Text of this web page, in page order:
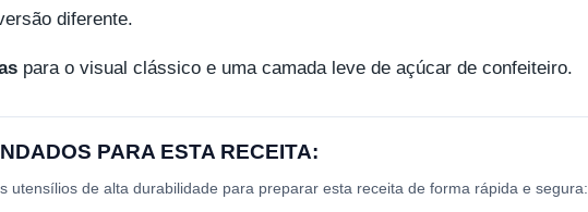
diferente.
para o visual clássico e uma camada leve de açúcar de confeiteiro.
PARA ESTA RECEITA:
utensílios de alta durabilidade para preparar esta receita de forma rápida e segura: